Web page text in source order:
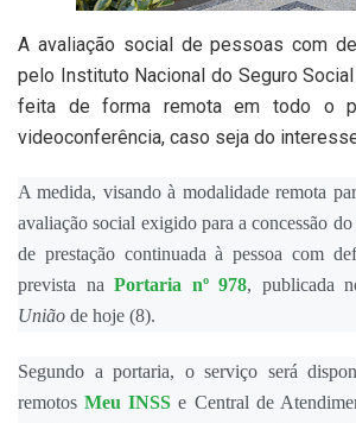
A avaliação social de pessoas com
pelo Instituto Nacional do Seguro
feita de forma remota em todo o
videoconferência, caso seja do
A medida, visando à modalidade remota
avaliação social exigido para a concessão
de prestação continuada à pessoa com
prevista naPortaria nº 978, publicada
União de hoje (8).
Segundo a portaria, o serviço será
remotosMeu INSS e Central de